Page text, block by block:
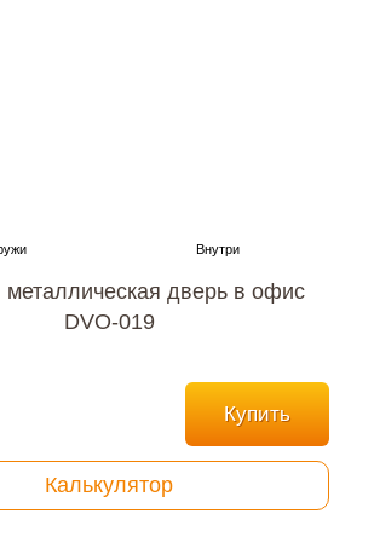
металлическая дверь в офис
DVO-019
Купить
Калькулятор